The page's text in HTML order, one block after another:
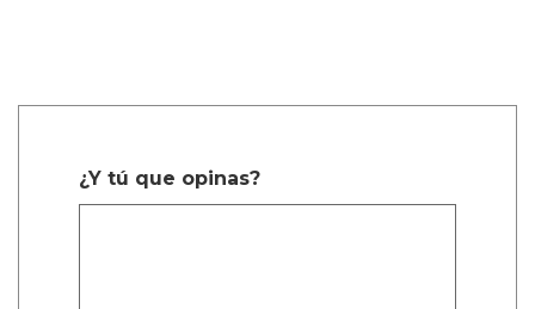
¿Y tú que opinas?